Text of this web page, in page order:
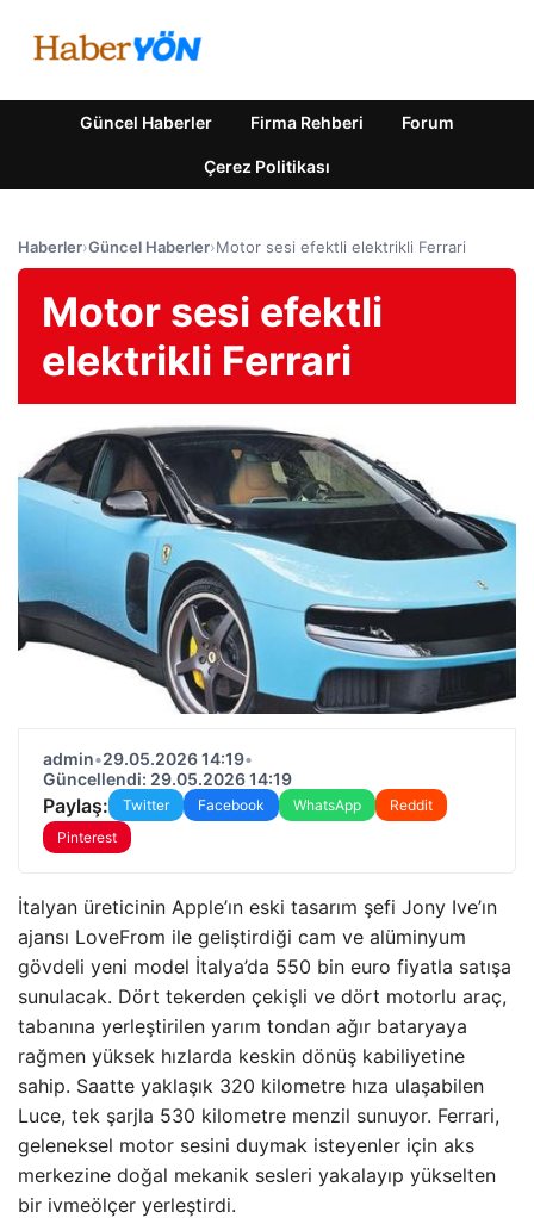
Güncel Haberler Firma Rehberi Forum
Çerez Politikası
Haberler›Güncel Haberler›Motor sesi efektli elektrikli Ferrari
Motor sesi efektli
elektrikli Ferrari
admin•29.05.2026 14:19•
Güncellendi: 29.05.2026 14:19
Paylaş: Twitter Facebook WhatsApp
Reddit
Pinterest
İtalyan üreticinin Apple’ın eski tasarım şefi Jony Ive’ın
ajansı LoveFrom ile geliştirdiği cam ve alüminyum
gövdeli yeni model İtalya’da 550 bin euro fiyatla satışa
sunulacak. Dört tekerden çekişli ve dört motorlu araç,
tabanına yerleştirilen yarım tondan ağır bataryaya
rağmen yüksek hızlarda keskin dönüş kabiliyetine
sahip. Saatte yaklaşık 320 kilometre hıza ulaşabilen
Luce, tek şarjla 530 kilometre menzil sunuyor. Ferrari,
geleneksel motor sesini duymak isteyenler için aks
merkezine doğal mekanik sesleri yakalayıp yükselten
bir ivmeölçer yerleştirdi.